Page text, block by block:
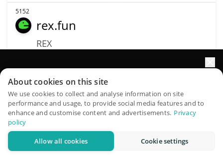
5152
rex.fun
REX
Capitalização de
mercado
$147,425
Volume
$7,190
Mais informação Trade
QuantPilot é uma plataforma completa de estratégias onde
agentes autônomos criam, fazem backtest e otimizam suas
estratégias e conduzem pesquisas de mercado
Experimente grátis
About cookies on this site
We use cookies to collect and analyse information on site
performance and usage, to provide social media features and to
enhance and customise content and advertisements. Privacy
policy
Allow all cookies Cookie settings